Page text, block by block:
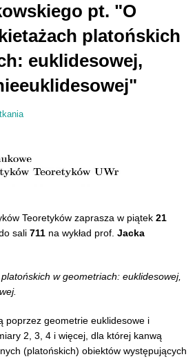
pt. "O
platońskich
euklidesowej,
Teoretyków zaprasza w piątek 21
sali 711 na wykład prof. Jacka
w geometriach: euklidesowej,
poprzez geometrie euklidesowe i
2, 3, 4 i więcej, dla której kanwą
(platońskich) obiektów występujących